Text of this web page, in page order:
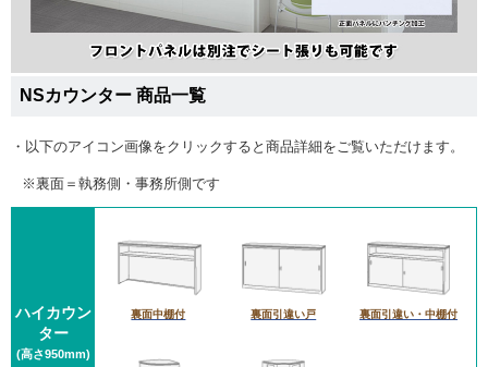
NSカウンター 商品一覧
・以下のアイコン画像をクリックすると商品詳細をご覧いただけます。
※裏面＝執務側・事務所側です
ハイカウン
ター
(高さ950mm)
裏面中棚付 裏面引違い戸 裏面引違い・中棚付